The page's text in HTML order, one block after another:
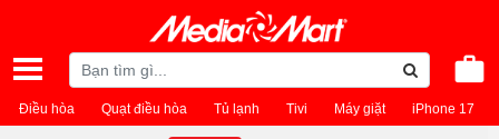
Điều hòa Quạt điều hòa Tủ lạnh Tivi Máy giặt iPhone 17